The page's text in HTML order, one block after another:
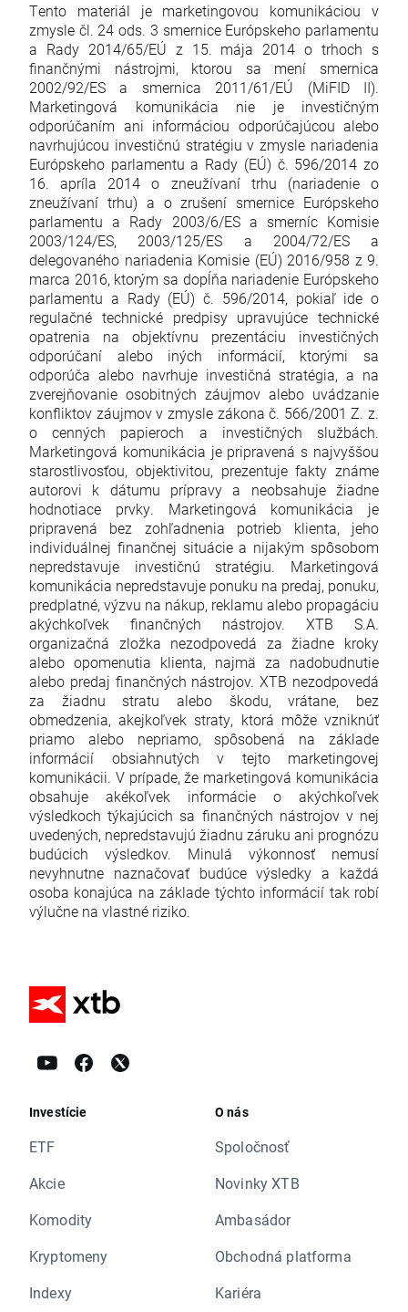
Tento materiál je marketingovou komunikáciou v
zmysle čl. 24 ods. 3 smernice Európskeho parlamentu
a Rady 2014/65/EÚ z 15. mája 2014 o trhoch s
finančnými nástrojmi, ktorou sa mení smernica
2002/92/ES a smernica 2011/61/EÚ (MiFID II).
Marketingová komunikácia nie je investičným
odporúčaním ani informáciou odporúčajúcou alebo
navrhujúcou investičnú stratégiu v zmysle nariadenia
Európskeho parlamentu a Rady (EÚ) č. 596/2014 zo
16. apríla 2014 o zneužívaní trhu (nariadenie o
zneužívaní trhu) a o zrušení smernice Európskeho
parlamentu a Rady 2003/6/ES a smerníc Komisie
2003/124/ES, 2003/125/ES a 2004/72/ES a
delegovaného nariadenia Komisie (EÚ) 2016/958 z 9.
marca 2016, ktorým sa dopĺňa nariadenie Európskeho
parlamentu a Rady (EÚ) č. 596/2014, pokiaľ ide o
regulačné technické predpisy upravujúce technické
opatrenia na objektívnu prezentáciu investičných
odporúčaní alebo iných informácií, ktorými sa
odporúča alebo navrhuje investičná stratégia, a na
zverejňovanie osobitných záujmov alebo uvádzanie
konfliktov záujmov v zmysle zákona č. 566/2001 Z. z.
o cenných papieroch a investičných službách.
Marketingová komunikácia je pripravená s najvyššou
starostlivosťou, objektivitou, prezentuje fakty známe
autorovi k dátumu prípravy a neobsahuje žiadne
hodnotiace prvky. Marketingová komunikácia je
pripravená bez zohľadnenia potrieb klienta, jeho
individuálnej finančnej situácie a nijakým spôsobom
nepredstavuje investičnú stratégiu. Marketingová
komunikácia nepredstavuje ponuku na predaj, ponuku,
predplatné, výzvu na nákup, reklamu alebo propagáciu
akýchkoľvek finančných nástrojov. XTB S.A.
organizačná zložka nezodpovedá za žiadne kroky
alebo opomenutia klienta, najmä za nadobudnutie
alebo predaj finančných nástrojov. XTB nezodpovedá
za žiadnu stratu alebo škodu, vrátane, bez
obmedzenia, akejkoľvek straty, ktorá môže vzniknúť
priamo alebo nepriamo, spôsobená na základe
informácií obsiahnutých v tejto marketingovej
komunikácii. V prípade, že marketingová komunikácia
obsahuje akékoľvek informácie o akýchkoľvek
výsledkoch týkajúcich sa finančných nástrojov v nej
uvedených, nepredstavujú žiadnu záruku ani prognózu
budúcich výsledkov. Minulá výkonnosť nemusí
nevyhnutne naznačovať budúce výsledky a každá
osoba konajúca na základe týchto informácií tak robí
výlučne na vlastné riziko.
Investície
ETF
Akcie
Komodity
Kryptomeny
Indexy
O nás
Spoločnosť
Novinky XTB
Ambasádor
Obchodná platforma
Kariéra